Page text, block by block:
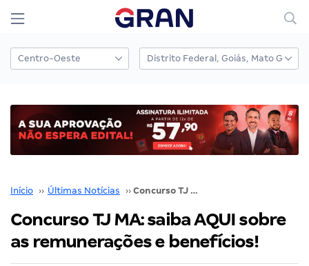
Início ›› Últimas Notícias ›› Concurso TJ MA: saiba AQUI sobre as remunerações e benefícios!
Concurso TJ MA: saiba AQUI sobre
as remunerações e benefícios!